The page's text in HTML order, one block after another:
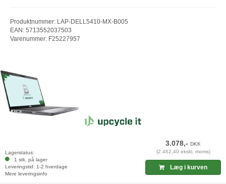
Produktnummer: LAP-DELL5410-MX-B005
EAN: 5713552037503
Varenummer: F25227957
Lagerstatus:
1 stk. på lager
Leveringstid: 1-2 hverdage
Mere leveringsinfo
3.078,-DKK
(2.462,40 ekskl. moms)
Læg i kurven